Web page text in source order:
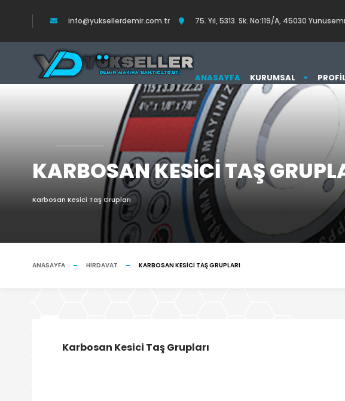
info@yuksellerdemir.com.tr 75. Yıl, 5313. Sk. No:119/A, 45030
ANASAYFA KURUMSAL
KARBOSAN KESICI TAŞ
Karbosan Kesici Taş Grupları
ANASAYFA HIRDAVAT KARBOSAN KESICI TAŞ GRUPLARI
Karbosan Kesici Taş Grupları